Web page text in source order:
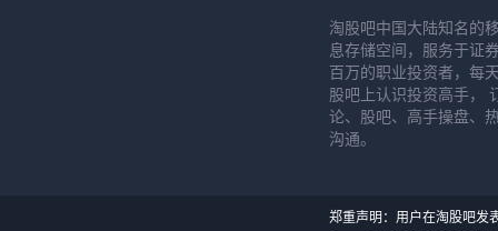
淘股吧中国大陆知名的
息存储空间，服务于证
百万的职业投资者，每
股吧上认识投资高手，
论、股吧、高手操盘、
沟通。
郑重声明：用户在淘股吧发